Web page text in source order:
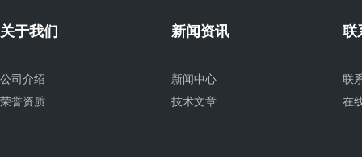
关于我们
公司介绍
荣誉资质
新闻资讯
新闻中心
技术文章
联
联
在